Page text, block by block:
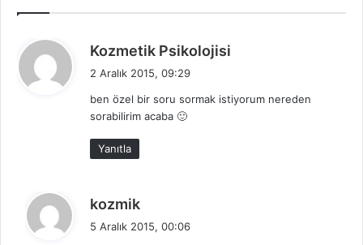
Kozmetik Psikolojisi
i
2 Aralık 2015, 09:29
ben özel bir soru sormak istiyorum nereden
sorabilirim acaba 🙂
Yanıtla
kozmik
5 Aralık 2015, 00:06